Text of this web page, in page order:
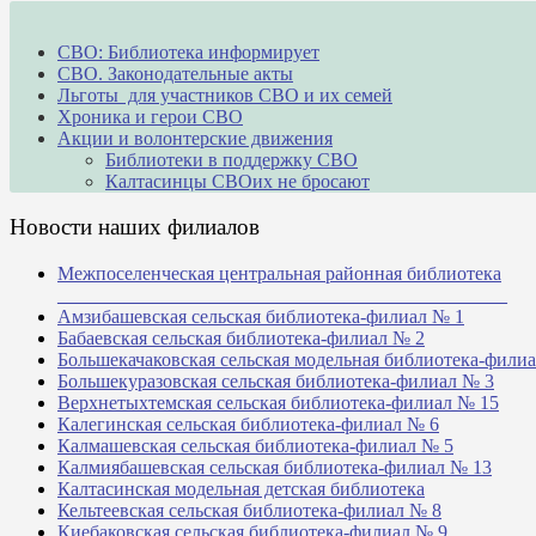
СВО: Библиотека информирует
СВО. Законодательные акты
Льготы для участников СВО и их семей
Хроника и герои СВО
Акции и волонтерские движения
Библиотеки в поддержку СВО
Калтасинцы СВОих не бросают
Новости наших филиалов
Межпоселенческая центральная районная библиотека
Амзибашевская сельская библиотека-филиал № 1
Бабаевская сельская библиотека-филиал № 2
Большекачаковская сельская модельная библиотека-
Большекуразовская сельская библиотека-филиал № 3
Верхнетыхтемская сельская библиотека-филиал № 15
Калегинская сельская библиотека-филиал № 6
Калмашевская сельская библиотека-филиал № 5
Калмиябашевская сельская библиотека-филиал № 13
Калтасинская модельная детская библиотека
Кельтеевская сельская библиотека-филиал № 8